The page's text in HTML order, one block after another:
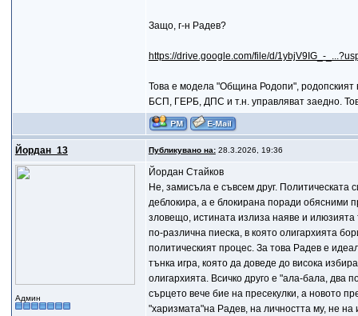
Защо, г-н Радев?
https://drive.google.com/file/d/1ybjV9IG_-
Това е модела "Община Родопи",
БСП, ГЕРБ, ДПС и т.н. управляват заедно.
Йордан_13 Публикувано на:28.3.2026, 19:36
Админ
Йордан Стайков
Не, замисъла е съвсем друг. Политическата
деблокира, а е блокирана поради обясними
зловещо, истината излиза наяве и
по-различна пиеска, в която олигархията
политическият процес. За това Радев е
тънка игра, която да доведе до висока
олигархията. Всичко друго е "ала-бала, два
сърцето вече бие на пресекулки, а новото
"харизмата"на Радев, на личността му, не